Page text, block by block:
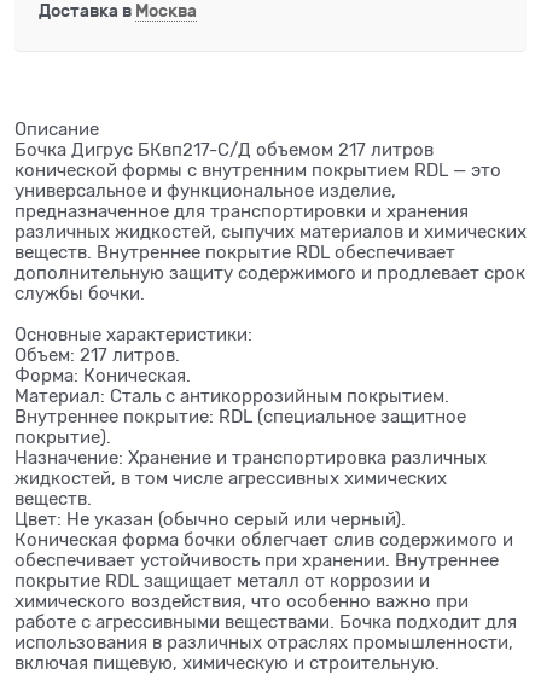
Доставка в Москва
Описание
Бочка Дигрус БКвп217-С/Д объемом 217 литров
конической формы с внутренним покрытием RDL — это
универсальное и функциональное изделие,
предназначенное для транспортировки и хранения
различных жидкостей, сыпучих материалов и химических
веществ. Внутреннее покрытие RDL обеспечивает
дополнительную защиту содержимого и продлевает срок
службы бочки.
Основные характеристики:
Объем: 217 литров.
Форма: Коническая.
Материал: Сталь с антикоррозийным покрытием.
Внутреннее покрытие: RDL (специальное защитное
покрытие).
Назначение: Хранение и транспортировка различных
жидкостей, в том числе агрессивных химических
веществ.
Цвет: Не указан (обычно серый или черный).
Коническая форма бочки облегчает слив содержимого и
обеспечивает устойчивость при хранении. Внутреннее
покрытие RDL защищает металл от коррозии и
химического воздействия, что особенно важно при
работе с агрессивными веществами. Бочка подходит для
использования в различных отраслях промышленности,
включая пищевую, химическую и строительную.